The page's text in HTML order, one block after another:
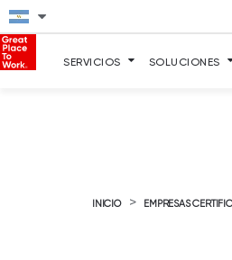
SERVICIOS SOLUCIONES
INICIO > EMPRESAS